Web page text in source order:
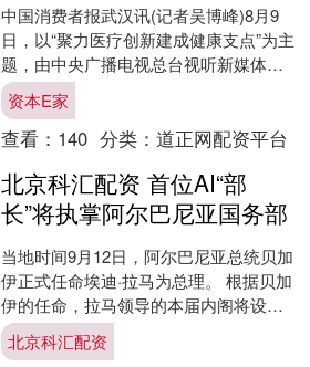
中国消费者报武汉讯(记者吴博峰)8月9
日，以“聚力医疗创新建成健康支点”为主
题，由中央广播电视总台视听新媒体中
心(央视频)、湖北总站、湖北省卫生健康
委和湖北省科....
资本E家
查看： 140 分类： 道正网配资平台
北京科汇配资 首位AI“部
长”将执掌阿尔巴尼亚国务部
当地时间9月12日，阿尔巴尼亚总统贝加
伊正式任命埃迪·拉马为总理。 根据贝加
伊的任命，拉马领导的本届内阁将设立
由人工智能系统“Diella”创建和管理的国
务部，....
北京科汇配资